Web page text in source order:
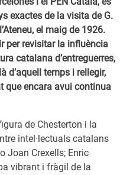
exactes de la visita de G.
el maig de 1926.
per revisitar la influència
catalana d’entreguerres,
d’aquell temps i rellegir,
que encara avui continua
de Chesterton i la
intel·lectuals catalans
Joan Crexells; Enric
vibrant i fràgil de la